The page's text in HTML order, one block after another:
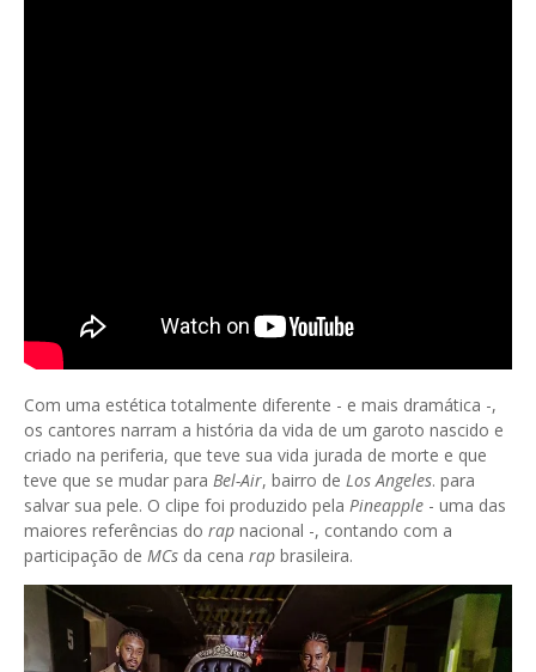
Com uma estética totalmente diferente - e mais dramática -,
os cantores narram a história da vida de um garoto nascido e
criado na periferia, que teve sua vida jurada de morte e que
teve que se mudar para Bel-Air, bairro de Los Angeles. para
salvar sua pele. O clipe foi produzido pela Pineapple - uma das
maiores referências do rap nacional -, contando com a
participação de MCs da cena rap brasileira.